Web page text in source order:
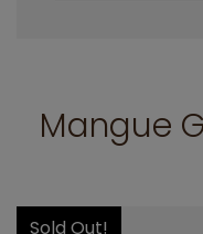
Mangue
Sold Out!